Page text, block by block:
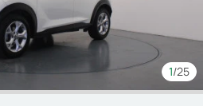
1/25